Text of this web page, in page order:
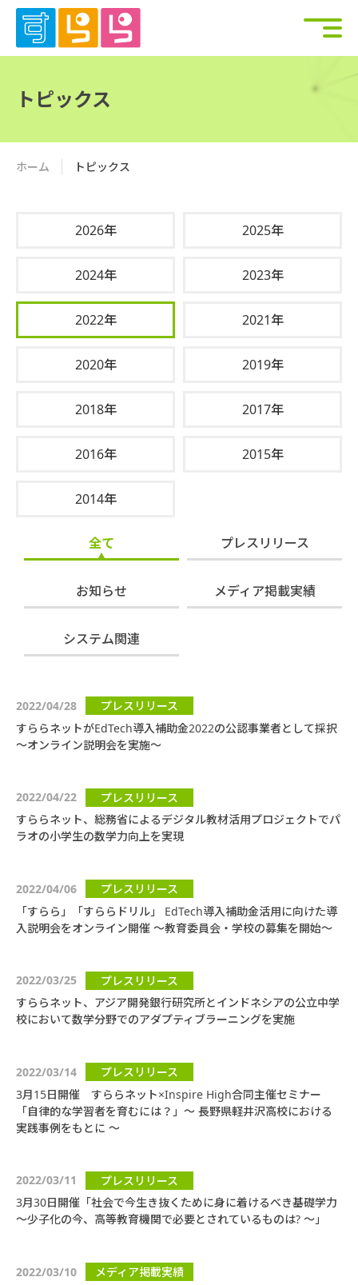
トピックス
ホーム トピックス
2026年 2025年
2024年 2023年
2022年 2021年
2020年 2019年
2018年 2017年
2016年 2015年
2014年
全て プレスリリース
お知らせ メディア掲載実績
システム関連
2022/04/28
プレスリリース
すららネットがEdTech導入補助金2022の公認事業者として採択
～オンライン説明会を実施～
2022/04/22
プレスリリース
すららネット、総務省によるデジタル教材活用プロジェクトでパ
ラオの小学生の数学力向上を実現
2022/04/06
プレスリリース
「すらら」「すららドリル」 EdTech導入補助金活用に向けた導
入説明会をオンライン開催 ～教育委員会・学校の募集を開始～
2022/03/25
プレスリリース
すららネット、アジア開発銀行研究所とインドネシアの公立中学
校において数学分野でのアダプティブラーニングを実施
2022/03/14
プレスリリース
3月15日開催 すららネット×Inspire High合同主催セミナー
「自律的な学習者を育むには？」〜 長野県軽井沢高校における
実践事例をもとに 〜
2022/03/11
プレスリリース
3月30日開催「社会で今生き抜くために身に着けるべき基礎学力
～少子化の今、高等教育機関で必要とされているものは? ～」
2022/03/10
メディア掲載実績